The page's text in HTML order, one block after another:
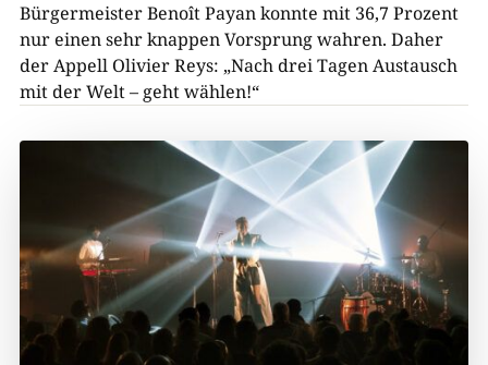
Bürgermeister Benoît Payan konnte mit 36,7 Prozent
nur einen sehr knappen Vorsprung wahren. Daher
der Appell Olivier Reys: „Nach drei Tagen Austausch
mit der Welt – geht wählen!“